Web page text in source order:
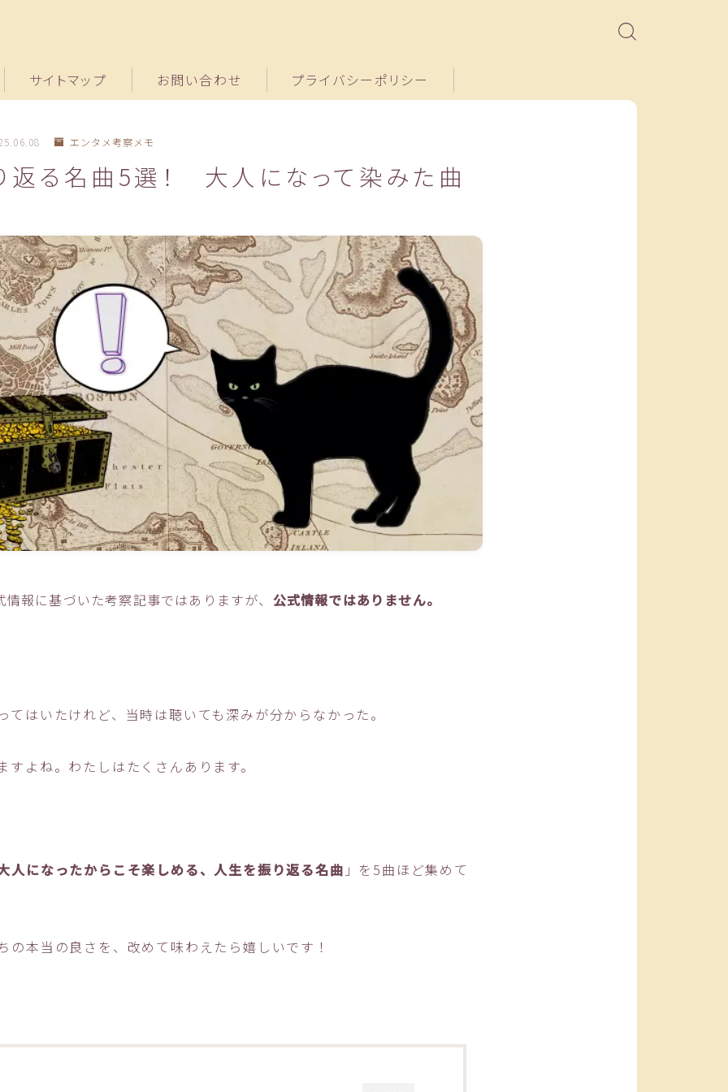
サイトマップ お問い合わせ プライバシーポリシー
エンタメ考察メモ
返る名曲5選！ 大人になって染みた曲
報に基づいた考察記事ではありますが、 公式情報ではありません。
てはいたけれど、当時は聴いても深みが分からなかった。
すよね。わたしはたくさんあります。
人になったからこそ楽しめる、人生を振り返る名曲 」を5曲ほど集めて
の本当の良さを、改めて味わえたら嬉しいです！